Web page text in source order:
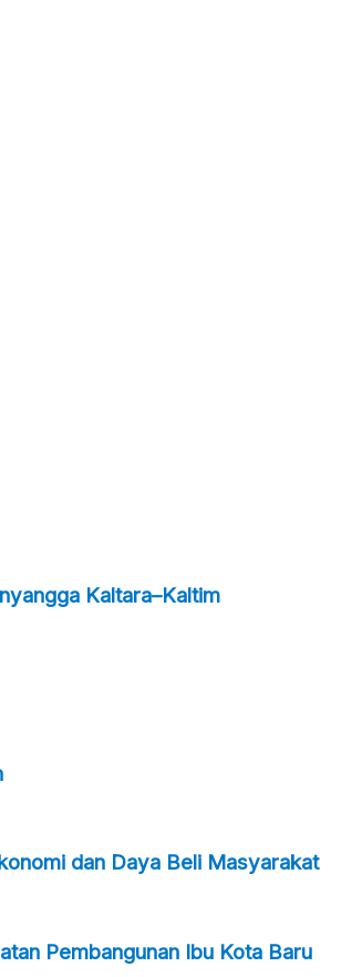
Kaltara–Kaltim
dan Daya Beli Masyarakat
Pembangunan Ibu Kota Baru